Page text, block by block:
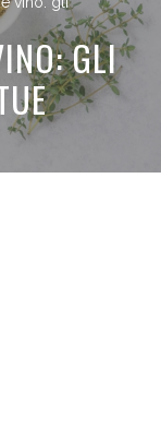
GLI